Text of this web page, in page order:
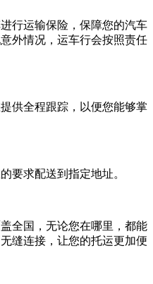
行运输保险，保障您的汽车
外情况，运车行会按照责任
供全程跟踪，以便您能够掌
要求配送到指定地址。
全国，无论您在哪里，都能
缝连接，让您的托运更加便